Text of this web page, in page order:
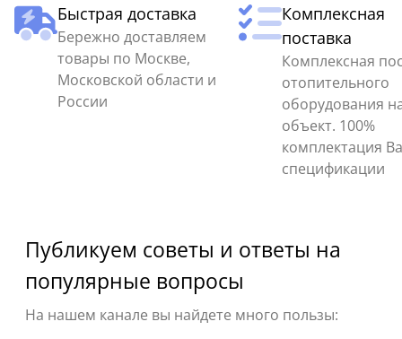
Быстрая доставка
Бережно доставляем
товары по Москве,
Московской области и
России
Комплексная
поставка
Комплексная
отопительного
оборудования
объект. 100%
комплектация
спецификации
Публикуем советы и ответы на
популярные вопросы
На нашем канале вы найдете много пользы: